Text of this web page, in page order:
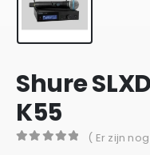
Shure
K55
( Er zijn